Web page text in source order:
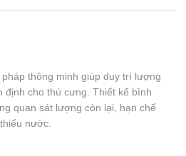
thông minh giúp duy trì lượng
định cho thú cưng. Thiết kế bình
quan sát lượng còn lại, hạn chế
nước.